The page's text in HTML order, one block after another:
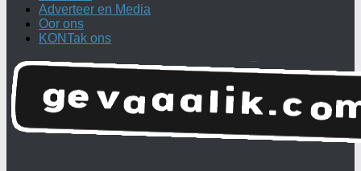
Adverteer en Media
Oor ons
KONTak ons